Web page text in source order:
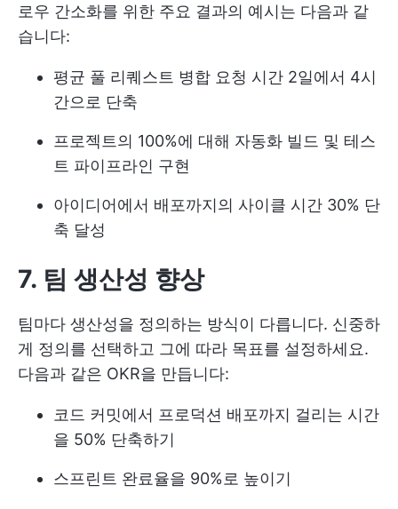
로우 간소화를 위한 주요 결과의 예시는 다음과 같
습니다:
평균 풀 리퀘스트 병합 요청 시간 2일에서 4시
간으로 단축
프로젝트의 100%에 대해 자동화 빌드 및 테스
트 파이프라인 구현
아이디어에서 배포까지의 사이클 시간 30% 단
축 달성
7. 팀 생산성 향상
팀마다 생산성을 정의하는 방식이 다릅니다. 신중하
게 정의를 선택하고 그에 따라 목표를 설정하세요.
다음과 같은 OKR을 만듭니다:
코드 커밋에서 프로덕션 배포까지 걸리는 시간
을 50% 단축하기
스프린트 완료율을 90%로 높이기